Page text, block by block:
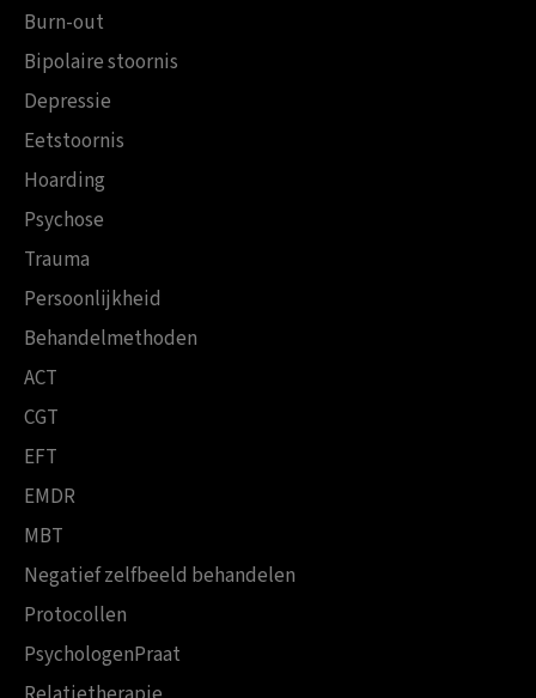
Burn-out
Bipolaire stoornis
Depressie
Eetstoornis
Hoarding
Psychose
Trauma
Persoonlijkheid
Behandelmethoden
ACT
CGT
EFT
EMDR
MBT
Negatief zelfbeeld behandelen
Protocollen
PsychologenPraat